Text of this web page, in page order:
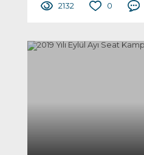
2132 0